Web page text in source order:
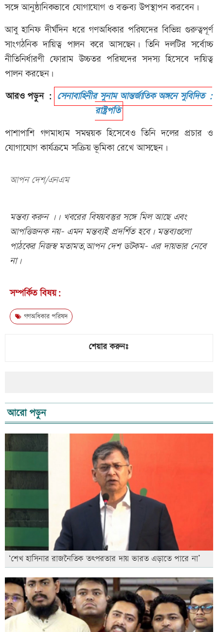
সঙ্গে আনুষ্ঠানিকভাবে যোগাযোগ ও বক্তব্য উপস্থাপন করবেন।
আবু হানিফ দীর্ঘদিন ধরে গণঅধিকার পরিষদের বিভিন্ন গুরুত্বপূর্ণ
সাংগঠনিক দায়িত্ব পালন করে আসছেন। তিনি দলটির সর্বোচ্চ
নীতিনির্ধারণী ফোরাম উচ্চতর পরিষদের সদস্য হিসেবে দায়িত্ব
পালন করছেন।
আরও পড়ুন : সেনাবাহিনীর সুনাম আন্তর্জাতিক অঙ্গনে সুবিদিত :
রাষ্ট্রপতি
পাশাপাশি গণমাধ্যম সমন্বয়ক হিসেবেও তিনি দলের প্রচার ও
যোগাযোগ কার্যক্রমে সক্রিয় ভূমিকা রেখে আসছেন।
আপন দেশ/এনএম
মন্তব্য করুন ।। খবরের বিষয়বস্তুর সঙ্গে মিল আছে এবং
আপত্তিজনক নয়- এমন মন্তব্যই প্রদর্শিত হবে। মন্তব্যগুলো
পাঠকের নিজস্ব মতামত,আপন দেশ ডটকম- এর দায়ভার নেবে
না।
সম্পর্কিত বিষয়:
গণঅধিকার পরিষদ
শেয়ার করুনঃ
আরো পড়ুন
‘শেখ হাসিনার রাজনৈতিক তৎপরতার দায় ভারত এড়াতে পারে না’